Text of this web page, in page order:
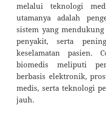
melalui teknologi
utamanya adalah
sistem yang
penyakit, serta
keselamatan pasien.
biomedis meliputi
berbasis elektronik,
medis, serta teknologi
jauh.